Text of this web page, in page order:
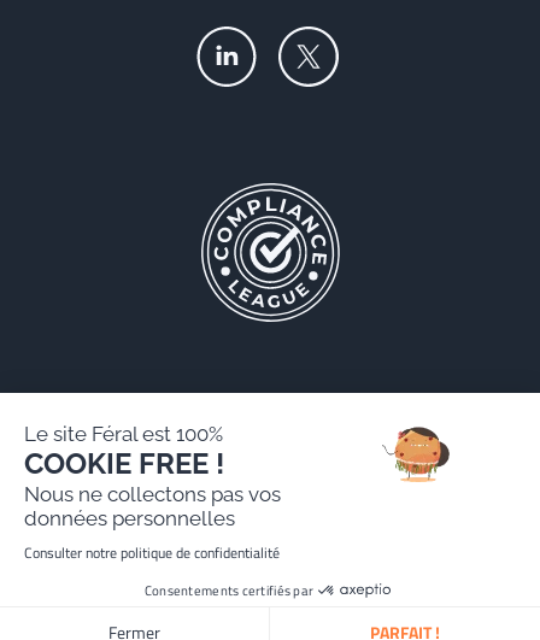
Mentions légales
Politique de protection des données personnelles
Site réalisé par Paradygm
Le site Féral est 100%
COOKIE FREE !
Nous ne collectons pas vos
données personnelles
Consulter notre politique de confidentialité
Consentements certifiés par
Fermer PARFAIT !